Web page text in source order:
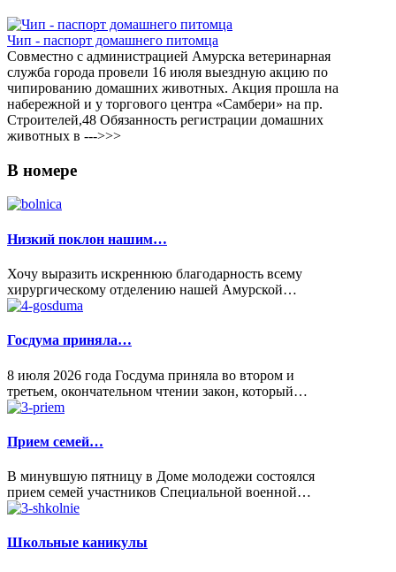
Чип - паспорт домашнего питомца
Совместно с администрацией Амурска ветеринарная
служба города провели 16 июля выездную акцию по
чипированию домашних животных. Акция прошла на
набережной и у торгового центра «Самбери» на пр.
Строителей,48 Обязанность регистрации домашних
животных в --->>>
В номере
Низкий поклон нашим…
Хочу выразить искреннюю благодарность всему
хирургическому отделению нашей Амурской…
Госдума приняла…
8 июля 2026 года Госдума приняла во втором и
третьем, окончательном чтении закон, который…
Прием семей…
В минувшую пятницу в Доме молодежи состоялся
прием семей участников Специальной военной…
Школьные каникулы